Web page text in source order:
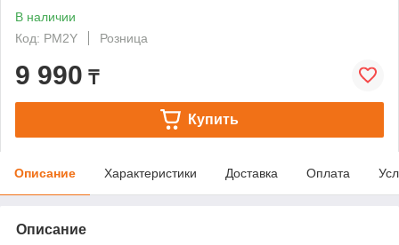
В наличии
Код: PM2Y
Розница
9 990 ₸
Купить
Описание Характеристики Доставка Оплата
Описание